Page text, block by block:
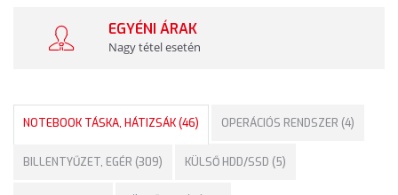
EGYÉNI ÁRAK
Nagy tétel esetén
NOTEBOOK TÁSKA, HÁTIZSÁK (46) OPERÁCIÓS RENDSZER (4)
BILLENTYŰZET, EGÉR (309) KÜLSŐ HDD/SSD (5)